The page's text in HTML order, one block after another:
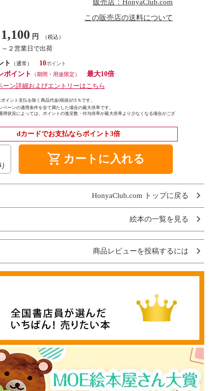
販売店：HonyaClub.com
この販売店の送料について
1,100 円 （税込）
～２営業日で出荷
ト
（通常）
10
ポイント
（期間・用途限定）
最大10倍
ーン詳細およびエントリーはこちら
イント支払を除く商品代金(税抜)の1％です。
ペーンの適用条件を全て満たした場合の最大倍率です。
用状況によっては、ポイントの進呈数・付与倍率が最大倍率より少なくなる場合がござ
dカードでお支払ならポイント3倍
shopping_cart カートに入れる
HonyaClub.com トップに戻る
絵本の一覧を見る
商品レビューを投稿するには